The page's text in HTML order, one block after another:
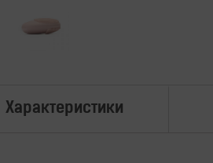
Характеристики